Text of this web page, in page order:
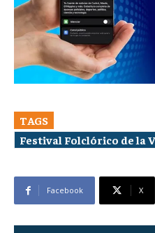
TAGS
Festival Folclórico de la
Facebook X